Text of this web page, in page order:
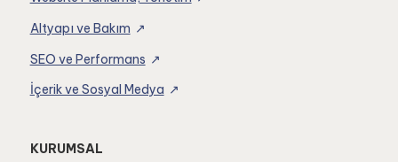
Altyapı ve Bakım
SEO ve Performans
İçerik ve Sosyal Medya
KURUMSAL